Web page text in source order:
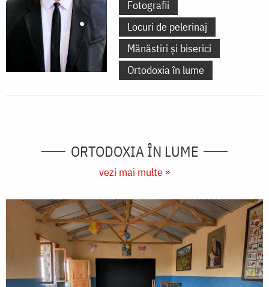
Fotografii
Locuri de pelerinaj
Mănăstiri și biserici
Ortodoxia în lume
ORTODOXIA ÎN LUME
vezi mai multe »